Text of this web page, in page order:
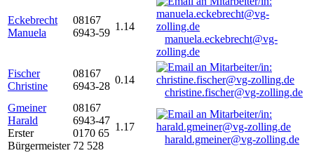
Eckebrecht
Manuela
08167
6943-59
1.14
manuela.eckebrecht@vg-
zolling.de
Fischer
Christine
08167
6943-28
0.14
christine.fischer@vg-zolling.de
Gmeiner
Harald
Erster
Bürgermeister
08167
6943-47
0170 65
72 528
1.17
harald.gmeiner@vg-zolling.de